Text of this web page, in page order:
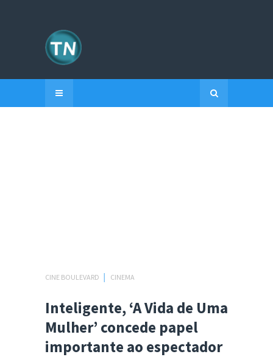
CINE BOULEVARD CINEMA
Inteligente, ‘A Vida de Uma
Mulher’ concede papel
importante ao espectador